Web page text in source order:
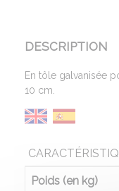
DESCRIPTION
En tôle galvanisée
10 cm.
Poids (en kg)